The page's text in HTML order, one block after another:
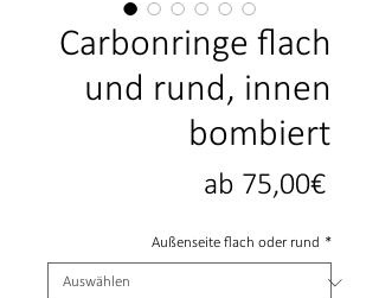
Carbonringe flach
und rund, innen
bombiert
ab 75,00€Sale-
Außenseite flach oder rund *